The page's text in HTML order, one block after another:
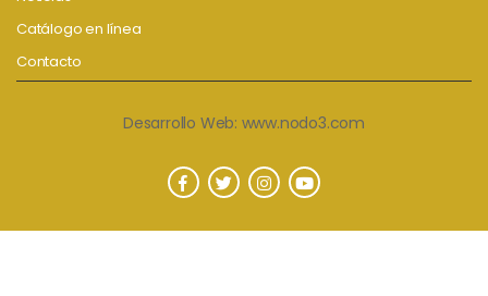
Catálogo en línea
Contacto
Desarrollo Web: www.nodo3.com